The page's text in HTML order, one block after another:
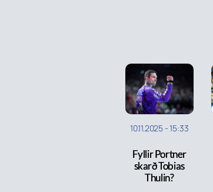
10.11.2025 -15:33
Fyllir Portner
skarð Tobias
Thulin?